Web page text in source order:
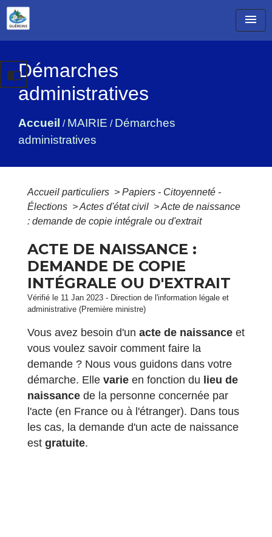
menu
Démarches
administratives
Accueil / MAIRIE / Démarches
administratives
import_contacts
Accueil particuliers > Papiers - Citoyenneté -
Élections >Actes d'état civil >Acte de naissance
: demande de copie intégrale ou d'extrait
ACTE DE NAISSANCE :
DEMANDE DE COPIE
INTÉGRALE OU D'EXTRAIT
Vérifié le 11 Jan 2023 - Direction de l'information légale et
administrative (Première ministre)
Vous avez besoin d'un acte de naissance et
vous voulez savoir comment faire la
demande ? Nous vous guidons dans votre
démarche. Elle varie en fonction du lieu de
naissance de la personne concernée par
l'acte (en France ou à l'étranger). Dans tous
les cas, la demande d'un acte de naissance
est gratuite.